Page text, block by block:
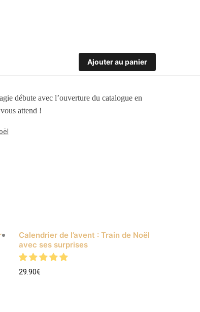
Ajouter au panier
débute avec l’ouverture du catalogue en
attend !
Calendrier de l’avent : Train de Noël
avec ses surprises
29.90€